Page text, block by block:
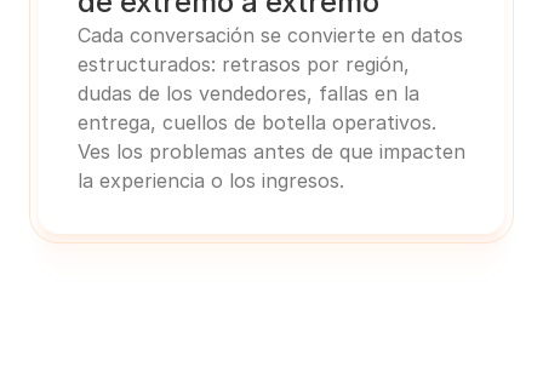
Cada conversación se convierte en datos
estructurados: retrasos por región,
dudas de los vendedores, fallas en la
entrega, cuellos de botella operativos.
Ves los problemas antes de que impacten
la experiencia o los ingresos.